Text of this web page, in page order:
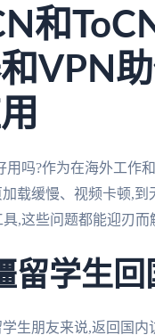
和
VPN
用吗?作为在海外工作
载缓慢、视频卡顿,
,这些问题都能迎刃而
留学生回
生朋友来说,返回国